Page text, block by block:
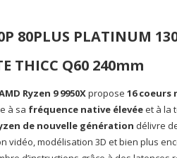
80PLUS PLATINUM
THICC Q60 240mm
Ryzen 9 9950Xpropose 16 coeurs
à sa fréquence native élevéeet à la
de nouvelle génération délivre
vidéo, modélisation 3D et bien plus